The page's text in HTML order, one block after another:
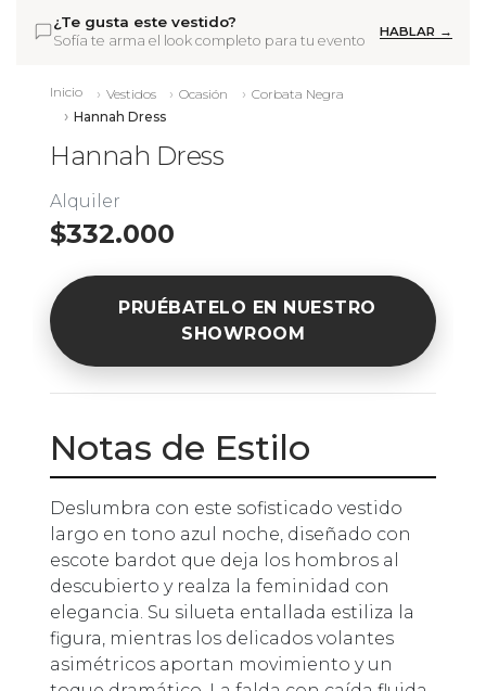
¿Te gusta este vestido?
Sofía te arma el look completo para tu evento
HABLAR →
Inicio Vestidos Ocasión
Corbata Negra
Hannah Dress
Hannah Dress
Alquiler
$332.000
PRUÉBATELO EN NUESTRO
SHOWROOM
Notas de Estilo
Deslumbra con este sofisticado vestido
largo en tono azul noche, diseñado con
escote bardot que deja los hombros al
descubierto y realza la feminidad con
elegancia. Su silueta entallada estiliza la
figura, mientras los delicados volantes
asimétricos aportan movimiento y un